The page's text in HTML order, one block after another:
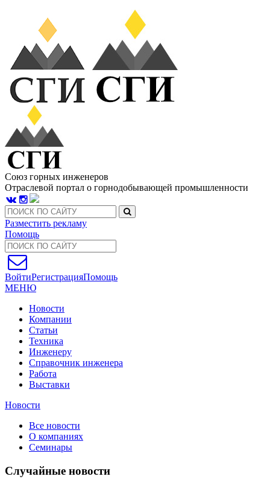
Союз горных инженеров
Отраслевой портал о горнодобывающей промышленности
Разместить рекламу
Помощь
ВойтиРегистрацияПомощь
МЕНЮ
Новости
Компании
Статьи
Техника
Инженеру
Справочник инженера
Работа
Выставки
Новости
Все новости
О компаниях
Семинары
Случайные новости